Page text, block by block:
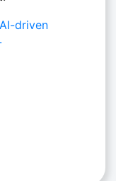
AI-driven